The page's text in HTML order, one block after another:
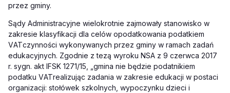
przez gminy.
Sądy Administracyjne wielokrotnie zajmowały stanowisko w
zakresie klasyfikacji dla celów opodatkowania podatkiem
VATczynności wykonywanych przez gminy w ramach zadań
edukacyjnych. Zgodnie z tezą wyroku NSA z 9 czerwca 2017
r. sygn. akt IFSK 1271/15, „gmina nie będzie podatnikiem
podatku VATrealizując zadania w zakresie edukacji w postaci
organizacji: stołówek szkolnych, wypoczynku dzieci i